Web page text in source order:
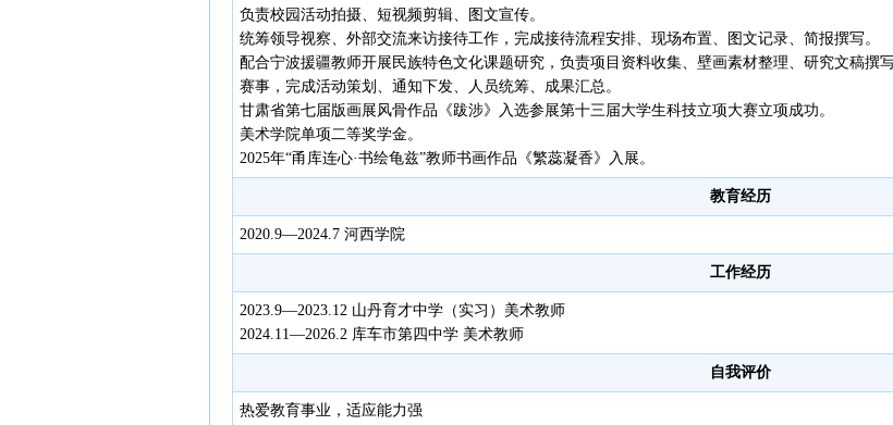
负责校园活动拍摄、短视频剪辑、图文宣传。
统筹领导视察、外部交流来访接待工作，完成接待流程安排、现场布置、图文记录、简报撰写。
配合宁波援疆教师开展民族特色文化课题研究，负责项目资料收集、壁画素材整理、研究文稿撰
赛事，完成活动策划、通知下发、人员统筹、成果汇总。
甘肃省第七届版画展风骨作品《跋涉》入选参展第十三届大学生科技立项大赛立项成功。
美术学院单项二等奖学金。
2025年“甬库连心·书绘龟兹”教师书画作品《繁蕊凝香》入展。
教育经历
2020.9—2024.7 河西学院
工作经历
2023.9—2023.12 山丹育才中学（实习）美术教师
2024.11—2026.2 库车市第四中学 美术教师
自我评价
热爱教育事业，适应能力强